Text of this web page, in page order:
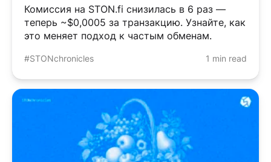
Комиссия на STON.fi снизилась в 6 раз —
теперь ~$0,0005 за транзакцию. Узнайте, как
это меняет подход к частым обменам.
#STONchronicles 1 min read